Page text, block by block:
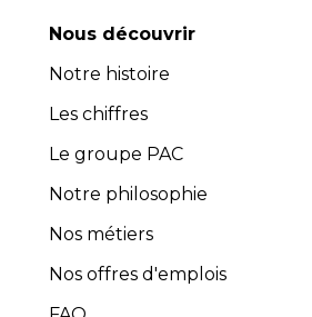
optimiser l'efficacité et la
Avec plus de 45 ans
l’installation et la
composée de
guider dans le choix des
Toutes
Nous découvrir
Notre histoire
Les chiffres
Le groupe PAC
Notre philosophie
Nos métiers
Nos offres d'emplois